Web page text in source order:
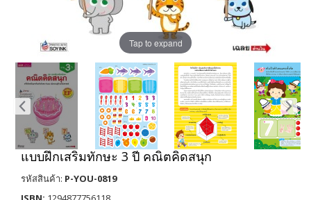
Tap to expand
แบบฝึกเสริมทักษะ 3 ปี คณิตคิดสนุก
รหัสสินค้า: P-YOU-0819